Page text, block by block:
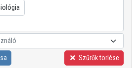
Szűrők törlése